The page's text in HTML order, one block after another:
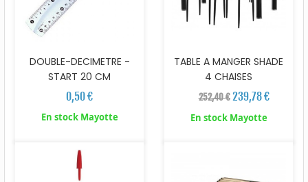
DOUBLE-DECIMETRE -
START 20 CM
0,50 €
En stock Mayotte
TABLE A MANGER SHADE
4 CHAISES
252,40 € 239,78 €
En stock Mayotte